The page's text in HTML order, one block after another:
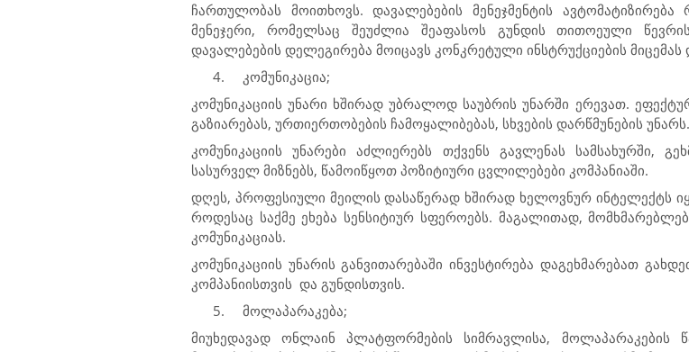
ჩართულობას მოითხოვს. დავალებების მენეჯმენტის
მენეჯერი, რომელსაც შეუძლია შეაფასოს გუნდის თითოეული
დავალებების დელეგირება მოიცავს კონკრეტული ინსტრუქციების მიცემას
4.
კომუნიკაცია;
კომუნიკაციის უნარი ხშირად უბრალოდ საუბრის უნარში ერევათ.
გაზიარებას, ურთიერთობების ჩამოყალიბებას, სხვების დარწმუნების უნარს.
კომუნიკაციის უნარები აძლიერებს თქვენს გავლენას სამსახურში,
სასურველ მიზნებს, წამოიწყოთ პოზიტიური ცვლილებები კომპანიაში.
დღეს, პროფესიული მეილის დასაწერად ხშირად ხელოვნურ ინტელექტს
როდესაც საქმე ეხება სენსიტიურ სფეროებს. მაგალითად,
კომუნიკაციას.
კომუნიკაციის უნარის განვითარებაში ინვესტირება დაგეხმარებათ
კომპანიისთვის და გუნდისთვის.
5.
მოლაპარაკება;
მიუხედავად ონლაინ პლატფორმების სიმრავლისა, მოლაპარაკების